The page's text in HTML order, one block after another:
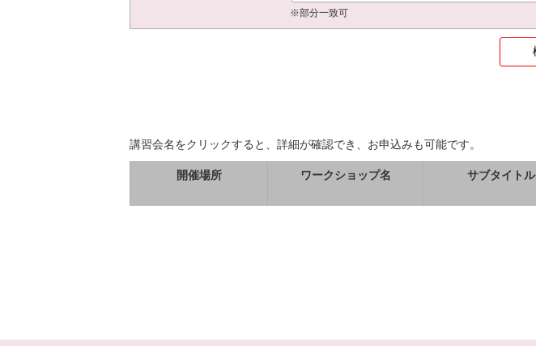
※部分一致可
講習会名をクリックすると、詳細が確認でき、お申込みも可能です。
開催場所 ワークショップ名 サブタイトル